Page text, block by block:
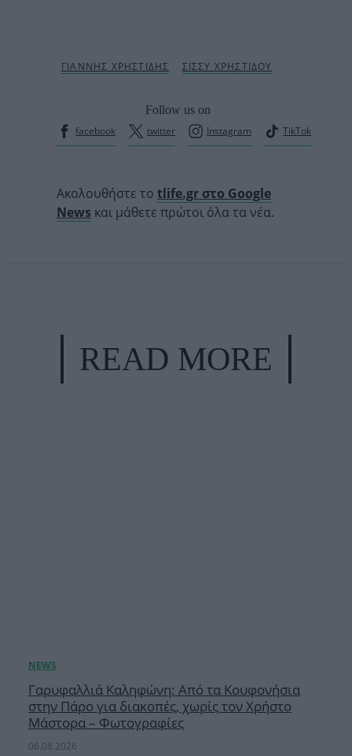
Follow us on
facebook
twitter Instagram TikTok
Ακολουθήστε το tlife.gr στο Google
News και μάθετε πρώτοι όλα τα νέα.
READ MORE
Γαρυφαλλιά Καληφώνη: Από τα Κουφονήσια
στην Πάρο για διακοπές, χωρίς τον Χρήστο
Μάστορα – Φωτογραφίες
06.08.2026